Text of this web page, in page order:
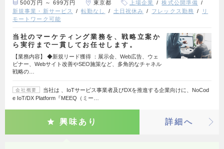
500万円 ～ 699万円 東京都 上場企業
株式公開準備
新規事業・新サービス
転勤なし 土日祝休み フレックス勤務
リ
モートワーク可能
当社のマーケティング業務を、戦略立案か
ら実行まで一貫してお任せします。
【業務内容】 ◆新規リード獲得 ：展示会、Web広告、ウェ
ビナー、Webサイト改善やSEO施策など、多角的なチャネル
戦略の…
会社概要
当社は 、IoTサービス事業者及びDXを推進する企業向けに、NoCod
e IoT/DX Platform『MEEQ（ミー…
興味あり 詳細へ